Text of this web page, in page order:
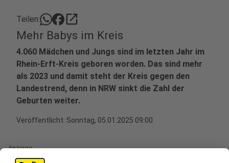
Teilen: open_in_new
Mehr Babys im Kreis
4.060 Mädchen und Jungs sind im letzten Jahr im
Rhein-Erft-Kreis geboren worden. Das sind mehr
als 2023 und damit steht der Kreis gegen den
Landestrend, denn in NRW sinkt die Zahl der
Geburten weiter.
Veröffentlicht: Sonntag, 05.01.2025 09:00
Anzeige